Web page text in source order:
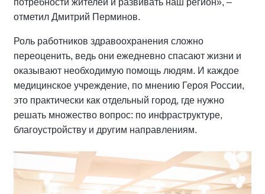
отметил Дмитрий Перминов.
Роль работников здравоохранения сложно
переоценить, ведь они ежедневно спасают жизни и
оказывают необходимую помощь людям. И каждое
медицинское учреждение, по мнению Героя России,
это практически как отдельный город, где нужно
решать множество вопрос: по инфраструктуре,
благоустройству и другим направлениям.